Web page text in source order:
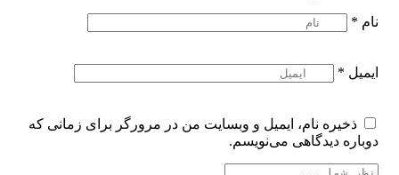
نام *
ایمیل *
ذخیره نام، ایمیل و وبسایت من در مرورگر برای زمانی که
دوباره دیدگاهی می‌نویسم.